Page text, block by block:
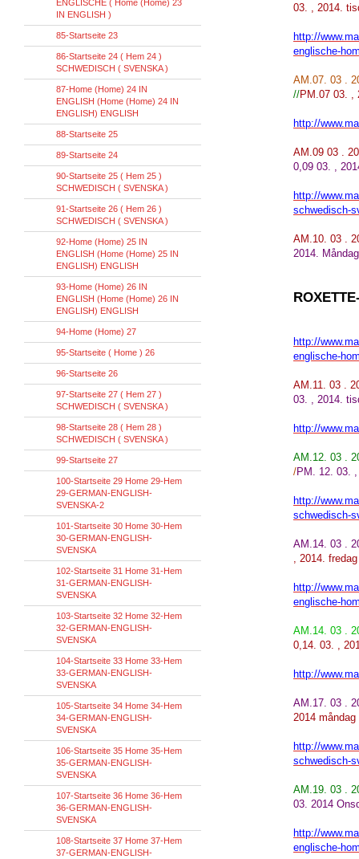
03. , 2014.
http://
englische-
AM.07. 03 .
//PM.07 03. ,
http://
AM.09 03 .
0,09 03. ,
http://
schwedisch-
AM .10. 03 .
2014.
http://
englische-
AM.11. 03 .
03. , 2014.
http://
AM.12. 03 .
/PM. 12. 03.
http://
schwedisch-
AM.14. 03 .
, 2014.
http://
englische-
AM.14. 03 .
0,14. 03. ,
http://
AM.17. 03 .
2014 måndag
http://
schwedisch-
AM.19. 03 .
03. 2014
http://
englische-
ENGLISCHE ( Home (Home) 23
IN ENGLISH )
85-Startseite 23
86-Startseite 24 ( Hem 24 )
SCHWEDISCH ( SVENSKA )
87-Home (Home) 24 IN
ENGLISH (Home (Home) 24 IN
ENGLISH) ENGLISH
88-Startseite 25
89-Startseite 24
90-Startseite 25 ( Hem 25 )
SCHWEDISCH ( SVENSKA )
91-Startseite 26 ( Hem 26 )
SCHWEDISCH ( SVENSKA )
92-Home (Home) 25 IN
ENGLISH (Home (Home) 25 IN
ENGLISH) ENGLISH
93-Home (Home) 26 IN
ENGLISH (Home (Home) 26 IN
ENGLISH) ENGLISH
94-Home (Home) 27
95-Startseite ( Home ) 26
96-Startseite 26
97-Startseite 27 ( Hem 27 )
SCHWEDISCH ( SVENSKA )
98-Startseite 28 ( Hem 28 )
SCHWEDISCH ( SVENSKA )
99-Startseite 27
100-Startseite 29 Home 29-Hem
29-GERMAN-ENGLISH-
SVENSKA-2
101-Startseite 30 Home 30-Hem
30-GERMAN-ENGLISH-
SVENSKA
102-Startseite 31 Home 31-Hem
31-GERMAN-ENGLISH-
SVENSKA
103-Startseite 32 Home 32-Hem
32-GERMAN-ENGLISH-
SVENSKA
104-Startseite 33 Home 33-Hem
33-GERMAN-ENGLISH-
SVENSKA
105-Startseite 34 Home 34-Hem
34-GERMAN-ENGLISH-
SVENSKA
106-Startseite 35 Home 35-Hem
35-GERMAN-ENGLISH-
SVENSKA
107-Startseite 36 Home 36-Hem
36-GERMAN-ENGLISH-
SVENSKA
108-Startseite 37 Home 37-Hem
37-GERMAN-ENGLISH-